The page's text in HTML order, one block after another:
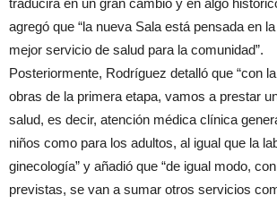
traducirá en un gran cambio y en algo
agregó que “la nueva Sala está pensada en
mejor servicio de salud para la comunidad”.
Posteriormente, Rodríguez detalló que “con
obras de la primera etapa, vamos a prestar
salud, es decir, atención médica clínica
niños como para los adultos, al igual que la
ginecología” y añadió que “de igual modo,
previstas, se van a sumar otros servicios